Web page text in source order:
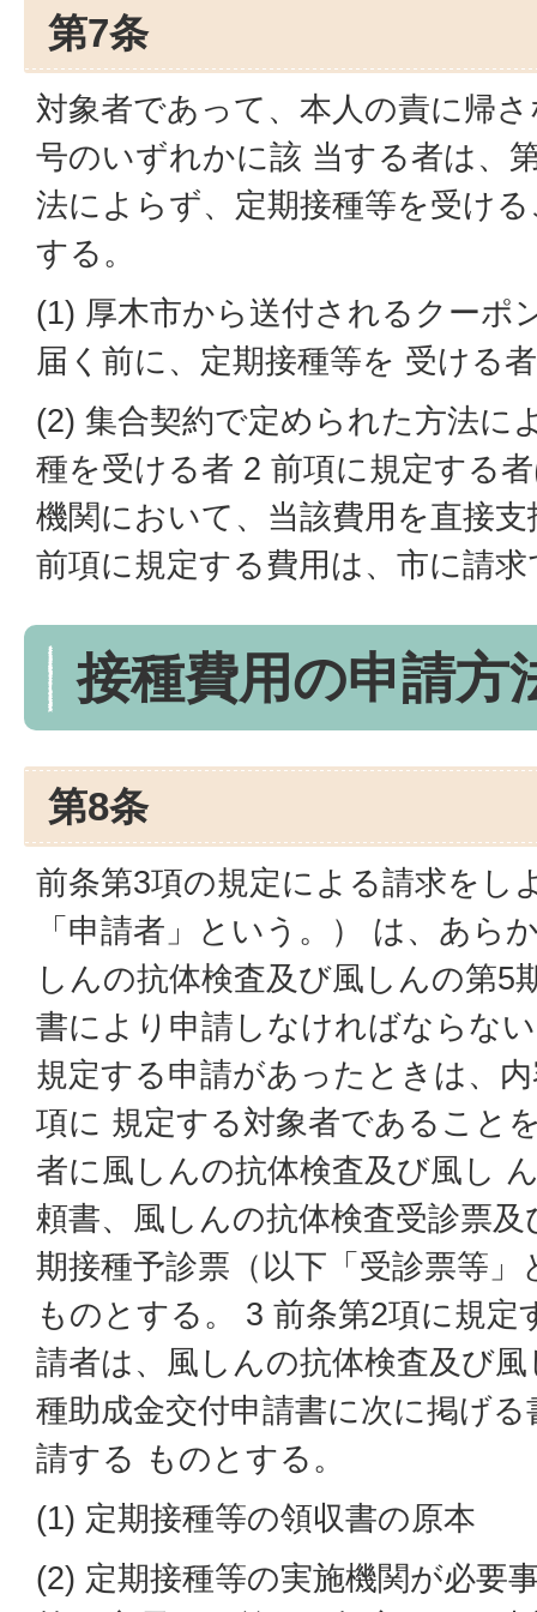
第7条
対象者であって、本人の責に帰
号のいずれかに該 当する者は、
法によらず、定期接種等を受け
する。
(1) 厚木市から送付されるクーポ
届く前に、定期接種等を 受ける者
(2) 集合契約で定められた方法に
種を受ける者 2 前項に規定する
機関において、当該費用を直接
前項に規定する費用は、市に請
接種費用の申請方
第8条
前条第3項の規定による請求をし
「申請者」という。） は、あら
しんの抗体検査及び風しんの第5
書により申請しなければならな
規定する申請があったときは、
項に 規定する対象者であること
者に風しんの抗体検査及び風し
頼書、風しんの抗体検査受診票
期接種予診票（以下「受診票等
ものとする。 3 前条第2項に規定
請者は、風しんの抗体検査及び
種助成金交付申請書に次に掲げ
請する ものとする。
(1) 定期接種等の領収書の原本
(2) 定期接種等の実施機関が必要